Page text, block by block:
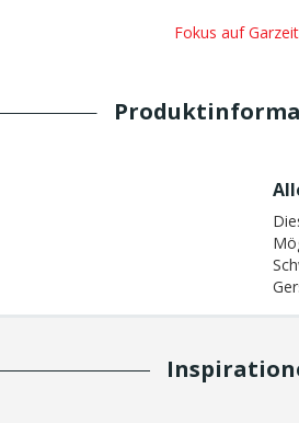
Fokus auf